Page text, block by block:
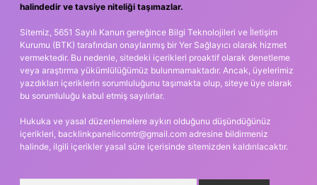
halindedir ve tavsiye niteliği taşımazlar.
Sitemiz, 5651 Sayılı Kanun gereğince Bilgi Teknolojileri ve İletişim
Kurumu (BTK) tarafından onaylanmış bir Yer Sağlayıcı olarak hizmet
vermektedir. Bu nedenle, sitedeki içerikleri proaktif olarak denetleme
veya araştırma yükümlülüğümüz bulunmamaktadır. Ancak, üyelerimiz
yazdıkları içeriklerin sorumluluğunu taşımakta olup, siteye üye olarak
bu sorumluluğu kabul etmiş sayılırlar.
Hukuka ve yasal düzenlemelere aykırı olduğunu düşündüğünüz
içerikleri, backlinkpanelicomtr@gmail.com adresine bildirmeniz
halinde, ilgili içerikler yasal süre içerisinde sitemizden kaldırılacaktır.